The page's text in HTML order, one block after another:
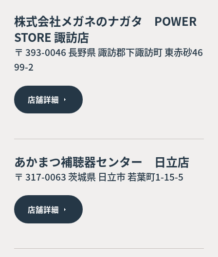
株式会社メガネのナガタ POWER
STORE 諏訪店
〒 393-0046 長野県 諏訪郡下諏訪町 東赤砂46
99-2
店舗詳細
あかまつ補聴器センター 日立店
〒 317-0063 茨城県 日立市 若葉町1-15-5
店舗詳細